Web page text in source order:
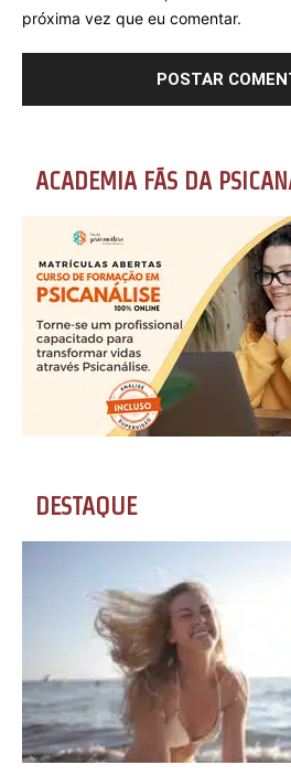
próxima vez que eu comentar.
ACADEMIA FÃS DA
DESTAQUE